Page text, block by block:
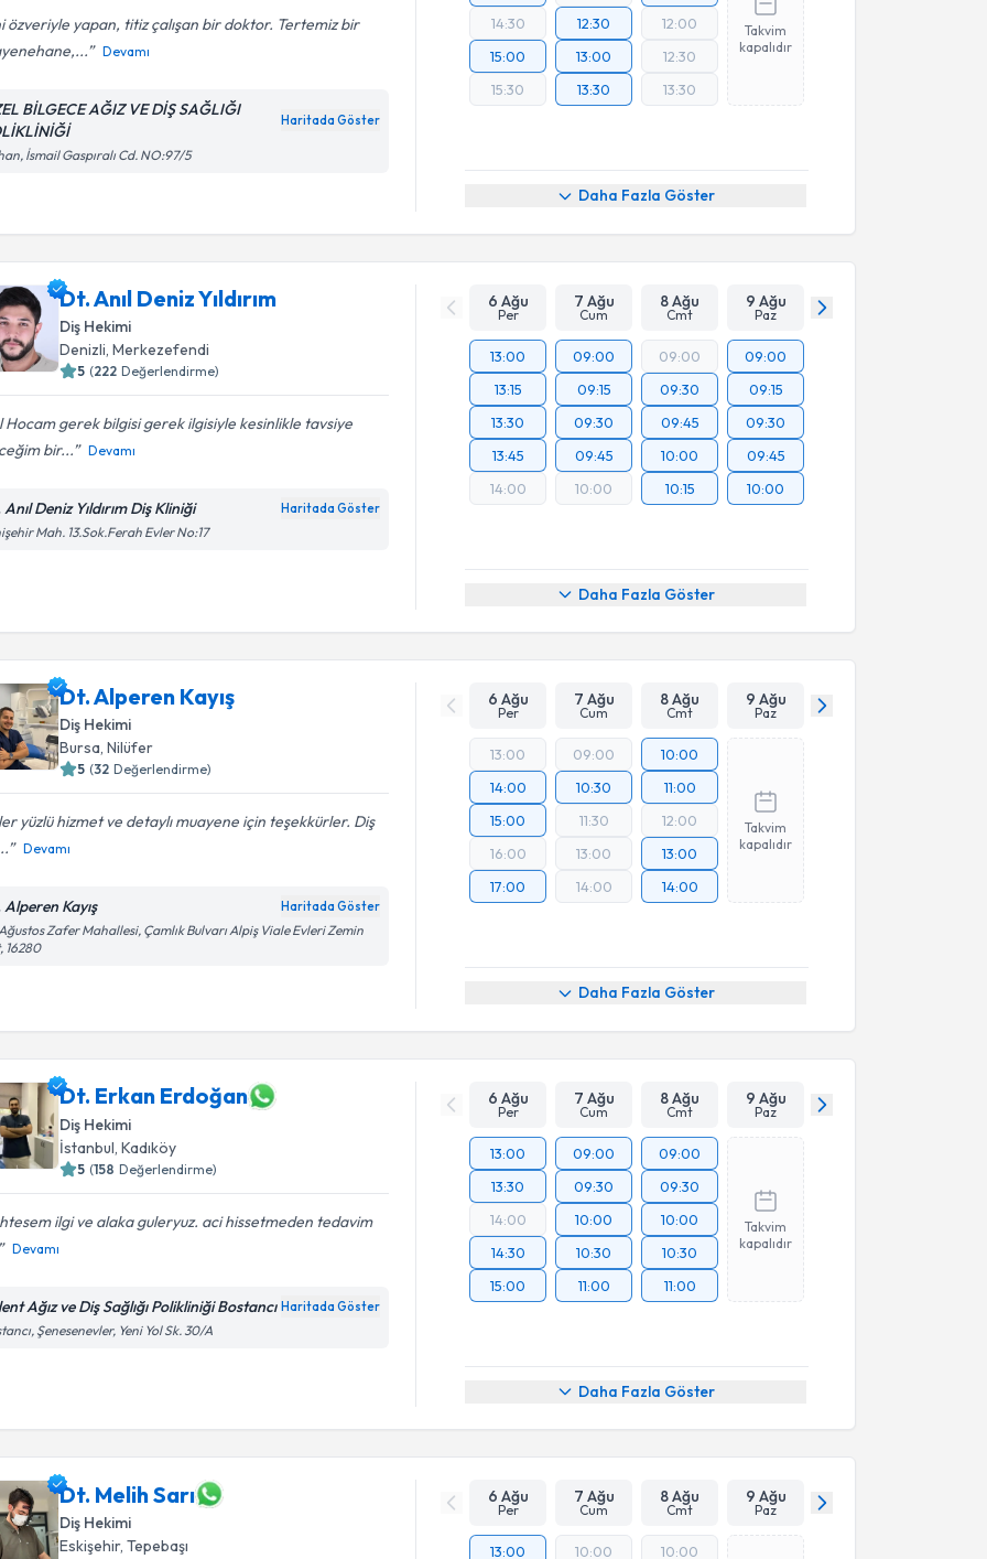
özveriyle yapan, titiz çalışan bir doktor. Tertemiz bir
Devamı
BİLGECE AĞIZ VE DİŞ SAĞLIĞI
Haritada Göster
İsmail Gaspıralı Cd. NO:97/5
14:30
15:00
15:30
12:30
13:00
13:30
12:00
12:30
13:30
Takvim
kapalıdır
Daha Fazla Göster
Dt. Anıl Deniz Yıldırım
Diş Hekimi
Denizli , Merkezefendi
5 (222 Değerlendirme)
Hocam gerek bilgisi gerek ilgisiyle kesinlikle tavsiye
bir...
Devamı
Deniz Yıldırım Diş Kliniği Haritada Göster
Mah. 13.Sok.Ferah Evler No:17
6 Ağu
Per
7 Ağu
Cum
8 Ağu
Cmt
9 Ağu
Paz
13:00
13:15
13:30
13:45
14:00
09:00
09:15
09:30
09:45
10:00
09:00
09:30
09:45
10:00
10:15
09:00
09:15
09:30
09:45
10:00
Daha Fazla Göster
Dt. Alperen Kayış
Diş Hekimi
Bursa, Nilüfer
5 (32 Değerlendirme)
yüzlü hizmet ve detaylı muayene için teşekkürler. Diş
Devamı
Alperen Kayış Haritada Göster
Zafer Mahallesi, Çamlık Bulvarı Alpiş Viale Evleri Zemin
16280
6 Ağu
Per
7 Ağu
Cum
8 Ağu
Cmt
9 Ağu
Paz
13:00
14:00
15:00
16:00
17:00
09:00
10:30
11:30
13:00
14:00
10:00
11:00
12:00
13:00
14:00
Takvim
kapalıdır
Daha Fazla Göster
Dt. Erkan Erdoğan
Diş Hekimi
İstanbul , Kadıköy
5 (158 Değerlendirme)
ilgi ve alaka guleryuz. aci hissetmeden tedavim
Devamı
Ağız ve Diş Sağlığı Polikliniği Bostancı Haritada Göster
Şenesenevler, Yeni Yol Sk. 30/A
6 Ağu
Per
7 Ağu
Cum
8 Ağu
Cmt
9 Ağu
Paz
13:00
13:30
14:00
14:30
15:00
09:00
09:30
10:00
10:30
11:00
09:00
09:30
10:00
10:30
11:00
Takvim
kapalıdır
Daha Fazla Göster
Dt. Melih Sarı
Diş Hekimi
Eskişehir, Tepebaşı
6 Ağu
Per
7 Ağu
Cum
8 Ağu
Cmt
9 Ağu
Paz
13:00 10:00 10:00